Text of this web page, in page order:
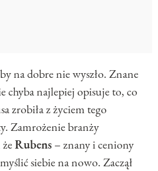
na dobre nie wyszło. Znane
chyba najlepiej opisuje to, co
zrobiła z życiem tego
Zamrożenie branży
Rubens– znany i ceniony
siebie na nowo. Zaczął